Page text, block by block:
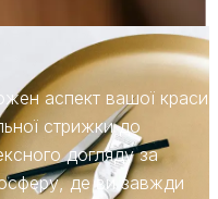
аспект вашої краси
стрижки до
догляду за
де ви завжди